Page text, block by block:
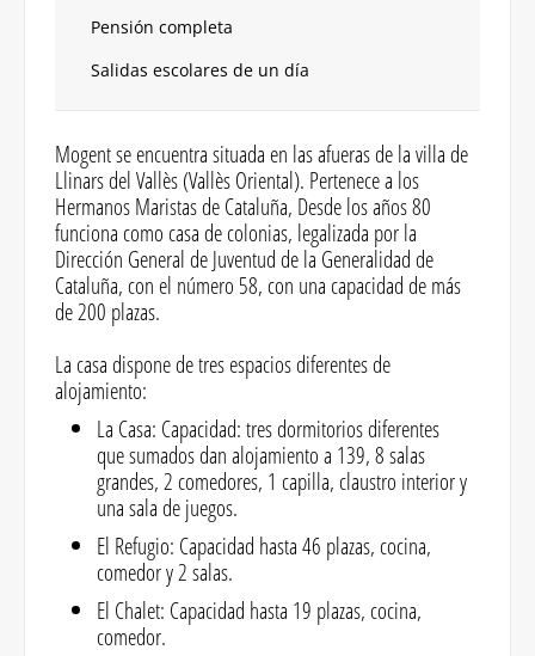
Pensión completa
Salidas escolares de un día
Mogent se encuentra situada en las afueras de la villa de
Llinars del Vallès (Vallès Oriental). Pertenece a los
Hermanos Maristas de Cataluña, Desde los años 80
funciona como casa de colonias, legalizada por la
Dirección General de Juventud de la Generalidad de
Cataluña, con el número 58, con una capacidad de más
de 200 plazas.
La casa dispone de tres espacios diferentes de
alojamiento:
La Casa: Capacidad: tres dormitorios diferentes
que sumados dan alojamiento a 139, 8 salas
grandes, 2 comedores, 1 capilla, claustro interior y
una sala de juegos.
El Refugio: Capacidad hasta 46 plazas, cocina,
comedor y 2 salas.
El Chalet: Capacidad hasta 19 plazas, cocina,
comedor.